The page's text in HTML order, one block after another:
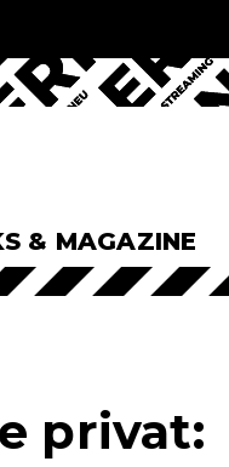
& MAGAZINE
privat: